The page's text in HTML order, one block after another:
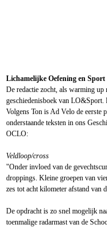
Lichamelijke Oefening en
De redactie zocht, als warming
geschiedenisboek van LO&Sport.
Volgens Ton is Ad Velo de
onderstaande teksten in ons
OCLO:
Veldloop/cross
"Onder invloed van de
droppings. Kleine groepen van
zes tot acht kilometer afstand van
De opdracht is zo snel mogelijk
toenmalige radarmast van de